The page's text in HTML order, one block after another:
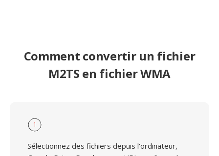
Comment convertir un fichier
M2TS en fichier WMA
1
Sélectionnez des fichiers depuis l'ordinateur,